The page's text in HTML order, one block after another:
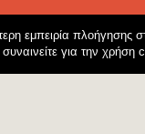
εμπειρία πλοήγησης
για την